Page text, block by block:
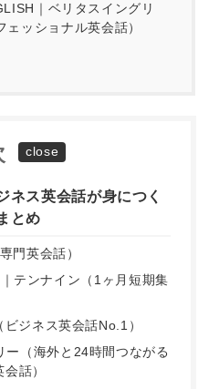
｜ベリタスイングリ
ェッショナル英会話）
ネス英会話が身につく
とめ
門英会話）
テンナイン（1ヶ月短期集
ジネス英会話No.1）
ー（海外と24時間つながる
話）